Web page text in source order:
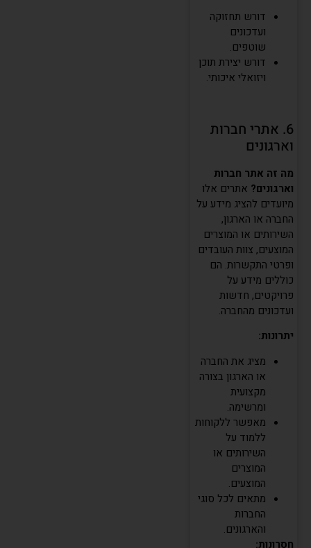
דורש תחזוקה
ועדכונים
שוטפים.
דורש יצירת תוכן
ויזואלי איכותי.
6. אתרי חברות
וארגונים
מה זה אתר חברות
וארגונים? אתרים אלו
מיועדים להציג מידע על
החברה או הארגון,
השירותים או המוצרים
המוצעים, צוות העובדים
ופרטי התקשרות. הם
כוללים מידע על
פרויקטים, חדשות
ועדכונים מהחברה.
יתרונות:
מציג את החברה
או הארגון בצורה
מקצועית
ומרשימה.
מאפשר ללקוחות
ללמוד על
השירותים או
המוצרים
המוצעים.
מתאים לכל סוגי
החברות
והארגונים.
חסרונות: